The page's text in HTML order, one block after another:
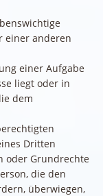
einer anderen
einer Aufgabe
liegt oder in
dem
Dritten
oder Grundrechte
die den
überwiegen,